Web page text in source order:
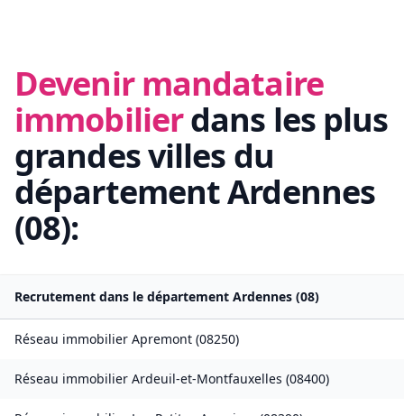
Devenir mandataire
immobilierdans les plus
grandes villes du
départementArdennes
(08):
Recrutement dans le département Ardennes (08)
Réseau immobilier Apremont (08250)
Réseau immobilier Ardeuil-et-Montfauxelles (08400)